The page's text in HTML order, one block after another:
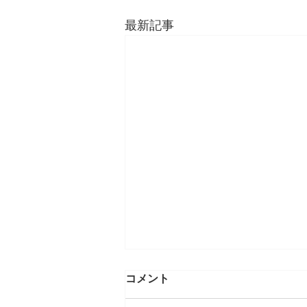
最新記事
親子の距離感(過干渉への警
コメント